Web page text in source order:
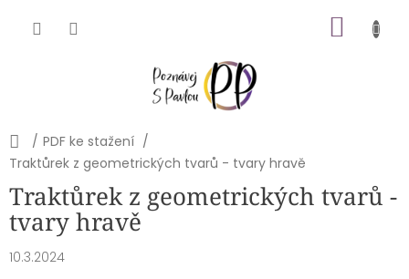
Domů
/ PDF ke stažení /
Traktůrek z geometrických tvarů - tvary hravě
Traktůrek z geometrických tvarů -
tvary hravě
10.3.2024